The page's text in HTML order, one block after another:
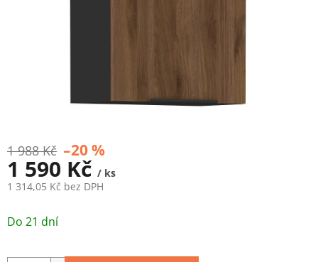
1 988 Kč –20 %
1 590 Kč / ks
1 314,05 Kč bez DPH
cena:
Do 21 dní